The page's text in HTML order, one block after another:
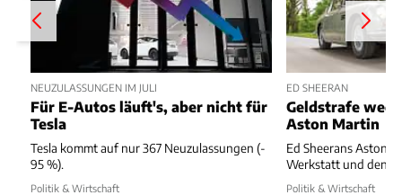
NEUZULASSUNGEN IM JULI
Für E-Autos läuft's, aber nicht für
Tesla
Tesla kommt auf nur 367 Neuzulassungen (-
95 %).
Politik & Wirtschaft
ED SHEERAN
Geldstrafe
Aston Martin
Ed Sheerans Aston
Werkstatt und
Politik & Wirtschaft